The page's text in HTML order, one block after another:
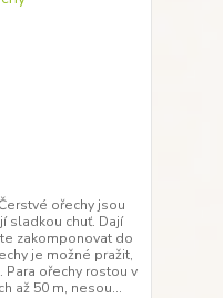
ořechy jsou
sladkou chuť. Dají
zakomponovat do
je možné pražit,
Para ořechy rostou v
až 50 m, nesou...